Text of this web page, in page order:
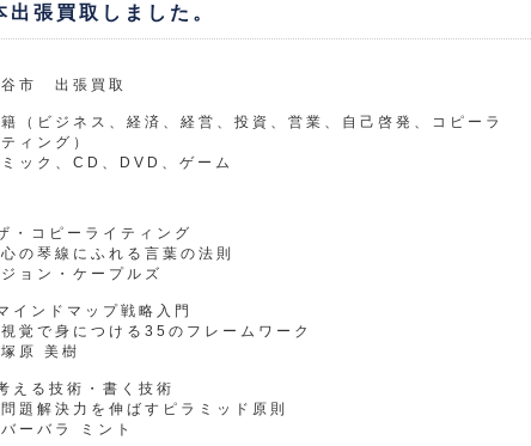
張買取しました。
市 出張買取
（ビジネス、経済、経営、投資、営業、自己啓発、コピーラ
ィング）
ック、CD、DVD、ゲーム
・コピーライティング
琴線にふれる言葉の法則
ン・ケープルズ
インドマップ戦略入門
で身につける35のフレームワーク
原 美樹
える技術・書く技術
解決力を伸ばすピラミッド原則
バラ ミント